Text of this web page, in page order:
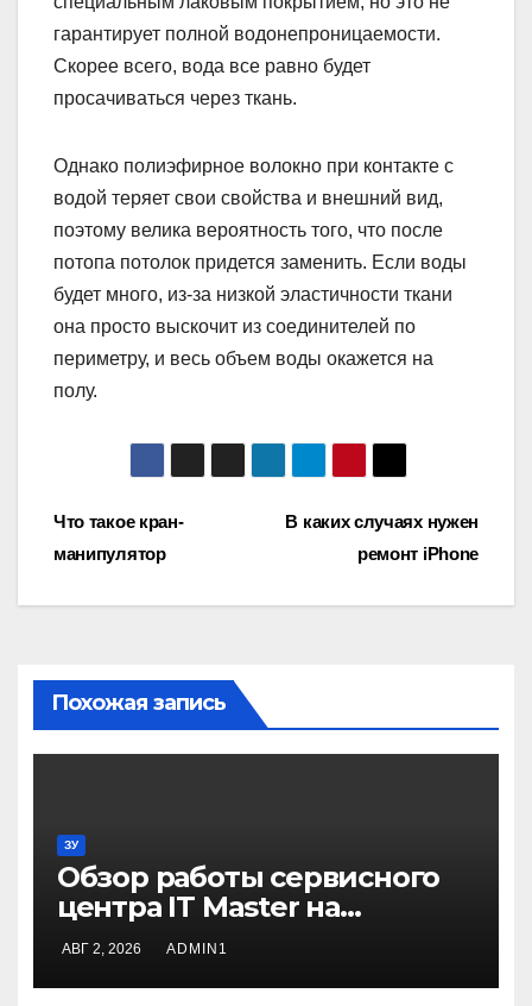
гарантирует полной водонепроницаемости.
Скорее всего, вода все равно будет
просачиваться через ткань.
Однако полиэфирное волокно при контакте с
водой теряет свои свойства и внешний вид,
поэтому велика вероятность того, что после
потопа потолок придется заменить. Если воды
будет много, из-за низкой эластичности ткани
она просто выскочит из соединителей по
периметру, и весь объем воды окажется на
полу.
Навигация
В каких случаях нужен
ремонт iPhone
Что такое кран-
манипулятор
Похожая запись
ЗУ
Обзор работы сервисного
центра IT Master на
примере ремонта
домашнего принтера
АВГ 2, 2026 ADMIN1